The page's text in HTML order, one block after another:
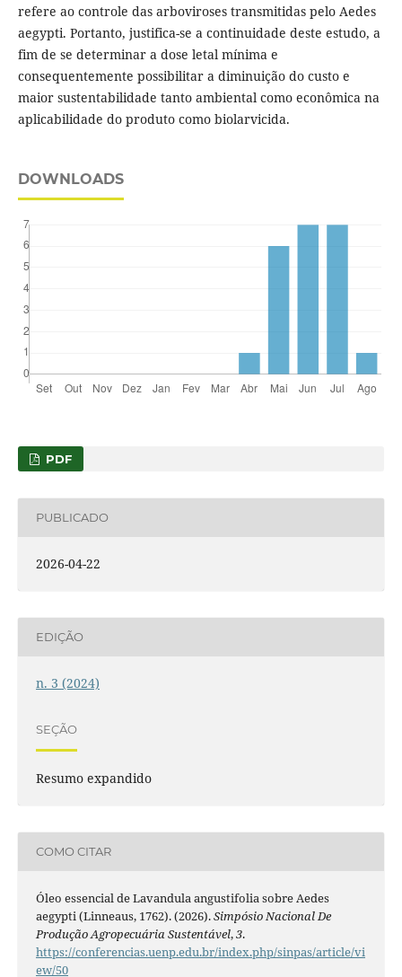
refere ao controle das arboviroses transmitidas pelo Aedes
aegypti. Portanto, justifica-se a continuidade deste estudo, a
fim de se determinar a dose letal mínima e
consequentemente possibilitar a diminuição do custo e
maior sustentabilidade tanto ambiental como econômica na
aplicabilidade do produto como biolarvicida.
DOWNLOADS
PDF
PUBLICADO
2026-04-22
EDIÇÃO
n. 3 (2024)
SEÇÃO
Resumo expandido
COMO CITAR
Óleo essencial de Lavandula angustifolia sobre Aedes
aegypti (Linneaus, 1762). (2026).Simpósio Nacional De
Produção Agropecuária Sustentável,3.
https://conferencias.uenp.edu.br/index.php/sinpas/article/vi
ew/50